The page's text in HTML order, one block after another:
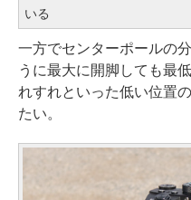
いる
一方でセンターポールの
うに最大に開脚しても最
れすれといった低い位置
たい。